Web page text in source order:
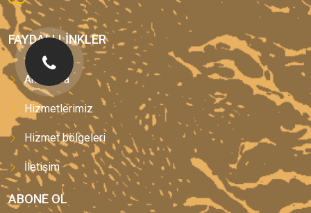
FAYDALI LINKLER
Anasayfa
Hizmetlerimiz
Hizmet bölgeleri
İletişim
ABONE OL